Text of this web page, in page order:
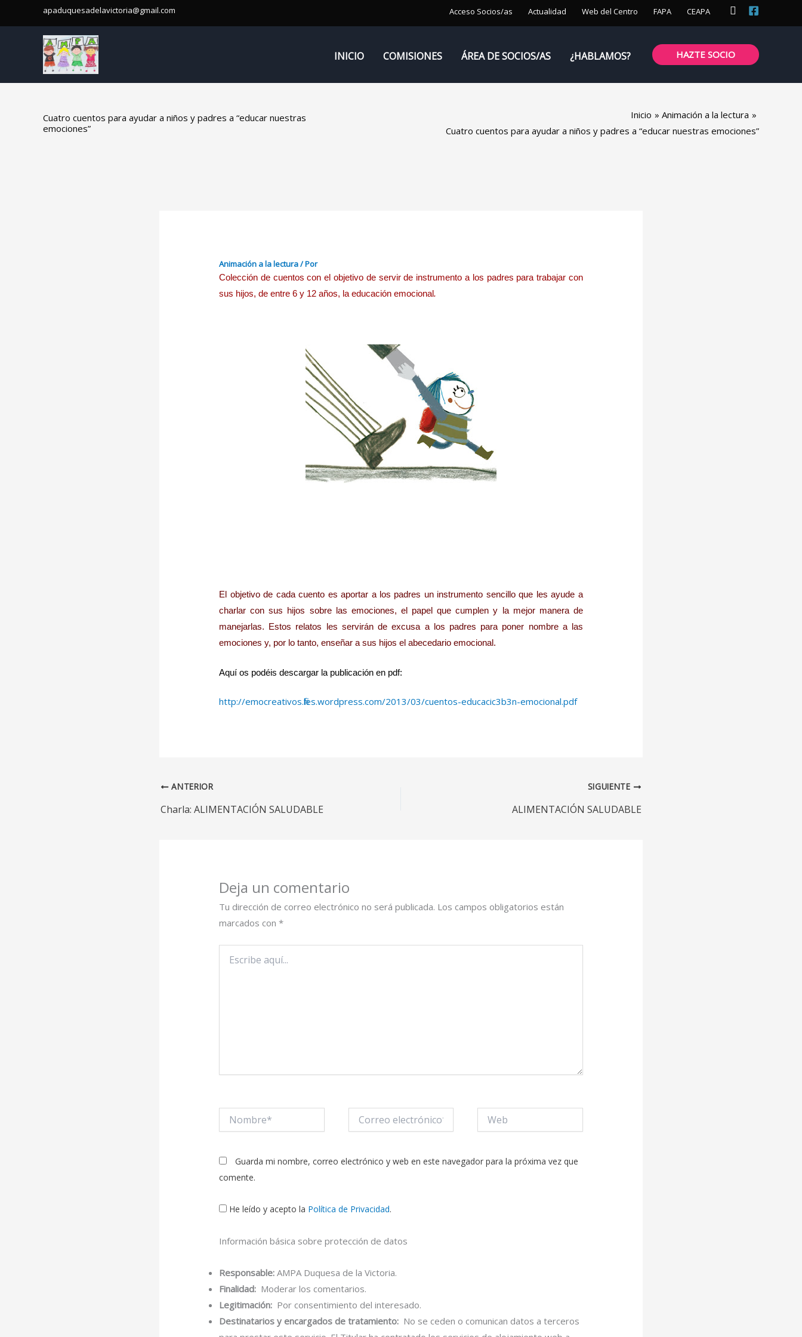
al
apaduquesadelavictoria@gmail.com Acceso Socios/as Actualidad Web del Centro FAPA CEAPA Buscar
INICIO COMISIONES ÁREA DE SOCIOS/AS ¿HABLAMOS? HAZTE SOCIO
Cuatro cuentos para ayudar a niños y padres a “educar nuestras
emociones”
Inicio
Animación a la lectura
Cuatro cuentos para ayudar a niños y padres a “educar nuestras emociones”
Animación a la lectura/ Por
Colección de cuentos con el objetivo de servir de instrumento a los padres para trabajar con
sus hijos, de entre 6 y 12 años, la educación emocional.
El objetivo de cada cuento es aportar a los padres un instrumento sencillo que les ayude a
charlar con sus hijos sobre las emociones, el papel que cumplen y la mejor manera de
manejarlas. Estos relatos les servirán de excusa a los padres para poner nombre a las
emociones y, por lo tanto, enseñar a sus hijos el abecedario emocional.
Aquí os podéis descargar la publicación en pdf:
http://emocreativos.files.wordpress.com/2013/03/cuentos-educacic3b3n-emocional.pdf
ANTERIOR
Charla: ALIMENTACIÓN SALUDABLE
SIGUIENTE
ALIMENTACIÓN SALUDABLE
Deja un comentario
Tu dirección de correo electrónico no será publicada. Los campos obligatorios están
marcados con*
aquí...
electrónico*
Guarda mi nombre, correo electrónico y web en este navegador para la próxima vez que
comente.
He leído y acepto la Política de Privacidad.
Información básica sobre protección de datos
Responsable: AMPA Duquesa de la Victoria.
Finalidad: Moderar los comentarios.
Legitimación: Por consentimiento del interesado.
Destinatarios y encargados de tratamiento: No se ceden o comunican datos a terceros